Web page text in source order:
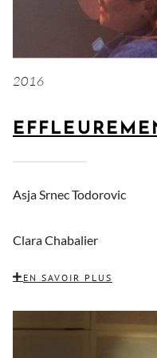
2016
Asja Srnec Todorovic
Clara Chabalier
EN SAVOIR PLUS